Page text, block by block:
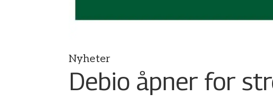
Nyheter
Debio åpner for